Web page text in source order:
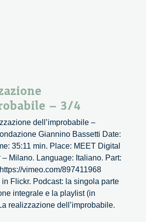
– 3/4
dell’improbabile –
Giannino Bassetti Date:
35:11 min. Place: MEET Digital
Milano. Language: Italiano. Part:
vimeo.com/897411968
in Flickr. Podcast: la singola parte
integrale e la playlist (in
realizzazione dell’improbabile.